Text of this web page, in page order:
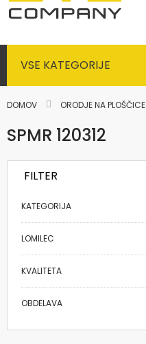
VSE KATEGORIJE
DOMOV ORODJE NA PLOŠČICE
SPMR 120312
FILTER
KATEGORIJA
LOMILEC
KVALITETA
OBDELAVA